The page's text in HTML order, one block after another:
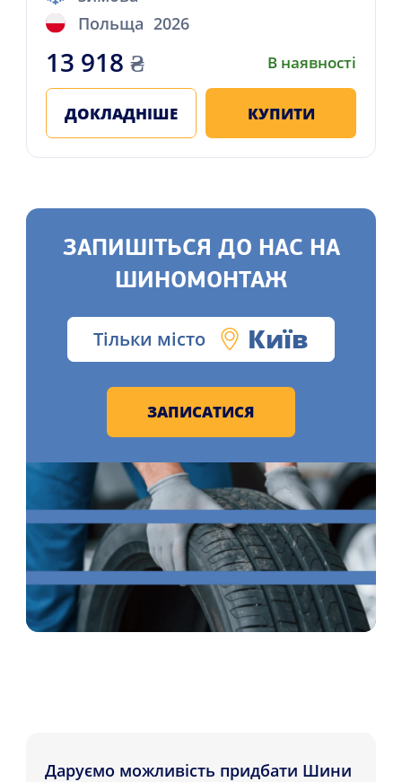
Польща 2026
13 918 ₴ В наявності
ДОКЛАДНІШЕ КУПИТИ
ЗАПИШІТЬСЯ ДО НАС НА
ШИНОМОНТАЖ
Тільки місто Київ
ЗАПИСАТИСЯ
Даруємо можливість придбати Шини